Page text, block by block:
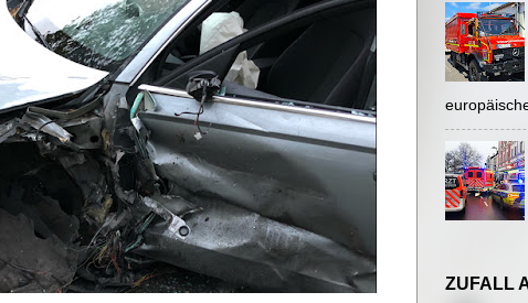
ZUFALL